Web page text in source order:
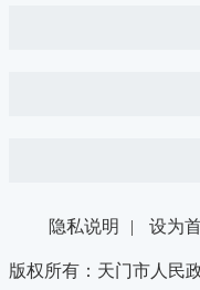
隐私说明 | 设为
版权所有：天门市人